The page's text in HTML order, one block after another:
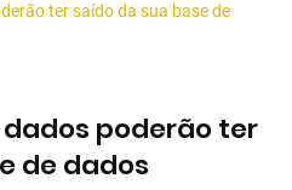
ter saído da sua base de
dados poderão ter
de dados